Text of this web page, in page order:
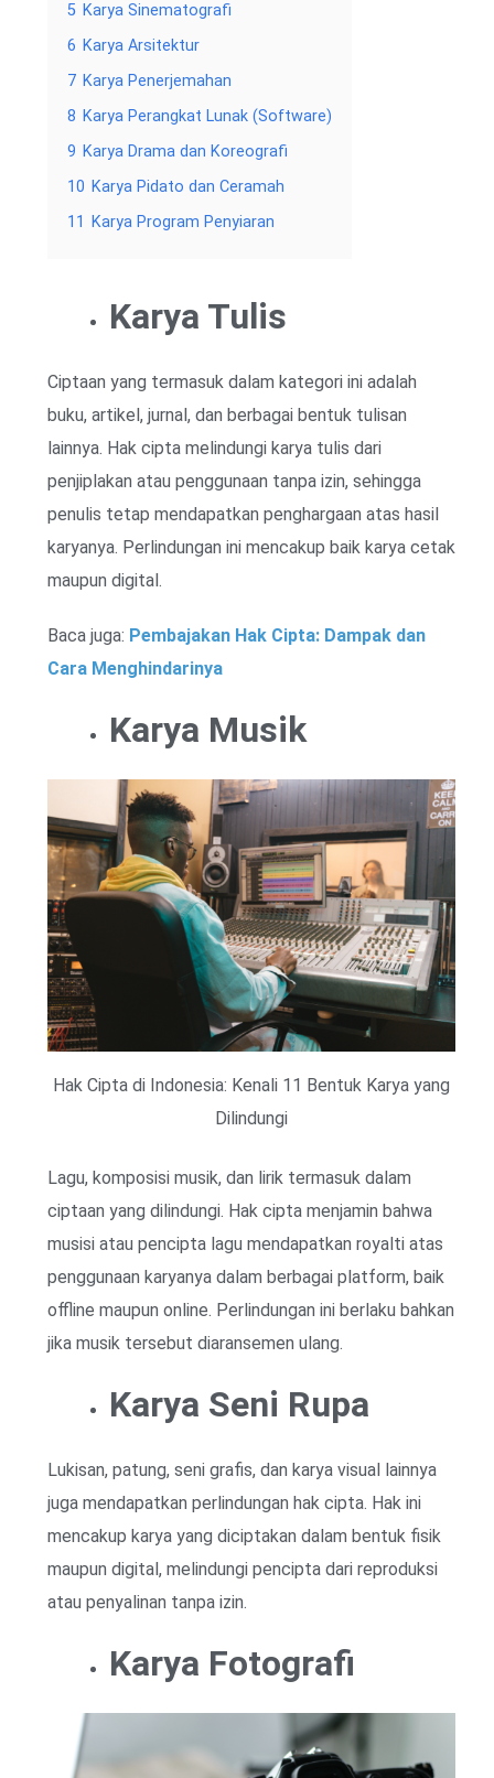
5 Karya Sinematografi
6 Karya Arsitektur
7 Karya Penerjemahan
8 Karya Perangkat Lunak (Software)
9 Karya Drama dan Koreografi
10 Karya Pidato dan Ceramah
11
Karya Program Penyiaran
Karya Tulis
Ciptaan yang termasuk dalam kategori ini adalah
buku, artikel, jurnal, dan berbagai bentuk tulisan
lainnya. Hak cipta melindungi karya tulis dari
penjiplakan atau penggunaan tanpa izin, sehingga
penulis tetap mendapatkan penghargaan atas hasil
karyanya. Perlindungan ini mencakup baik karya cetak
maupun digital.
Baca juga: Pembajakan Hak Cipta: Dampak dan
Cara Menghindarinya
Karya Musik
Hak Cipta di Indonesia: Kenali 11 Bentuk Karya yang
Dilindungi
Lagu, komposisi musik, dan lirik termasuk dalam
ciptaan yang dilindungi. Hak cipta menjamin bahwa
musisi atau pencipta lagu mendapatkan royalti atas
penggunaan karyanya dalam berbagai platform, baik
offline maupun online. Perlindungan ini berlaku bahkan
jika musik tersebut diaransemen ulang.
Karya Seni Rupa
Lukisan, patung, seni grafis, dan karya visual lainnya
juga mendapatkan perlindungan hak cipta. Hak ini
mencakup karya yang diciptakan dalam bentuk fisik
maupun digital, melindungi pencipta dari reproduksi
atau penyalinan tanpa izin.
Karya Fotografi